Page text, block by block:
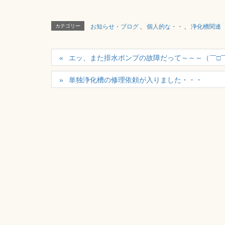
カテゴリー お知らせ・ブログ 、 個人的な・・ 、 浄化槽関連
エッ、また排水ポンプの故障だって～～～（￣□
単独浄化槽の修理依頼が入りました・・・